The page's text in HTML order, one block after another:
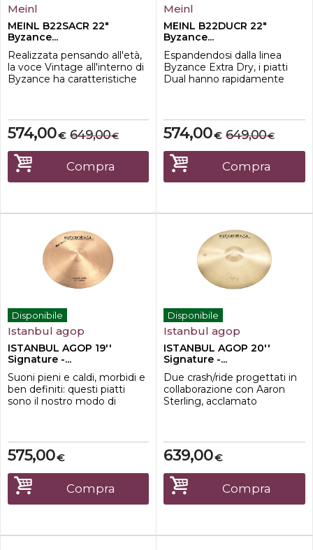
Meinl
MEINL B22SACR 22"
Byzance...
Realizzata pensando all'età,
la voce Vintage all'interno di
Byzance ha caratteristiche
suoni antichi con un fascino
moderno. La linea Vintage è
nata dal Sand Ride, un piatto
di punta sviluppato con
l'artista Benny Greb; ...
€
574,00 €
649,00
Compra
Meinl
MEINL B22DUCR 22"
Byzance...
Espandendosi dalla linea
Byzance Extra Dry, i piatti
Dual hanno rapidamente
riconoscibili per il loro
aspetto e suono unico. Per
iniziare, il centro è grezzo,
recante segni martellati a
mano, mentre il bordo è
tornito e lucidato per una
€
574,00 €
649,00
Compra
Disponibile
Istanbul agop
ISTANBUL AGOP 19''
Signature -...
Suoni pieni e caldi, morbidi e
ben definiti: questi piatti
sono il nostro modo di
che
conosciamo.Caratteristiche-
Crash Ride 19
€
575,00
Compra
Disponibile
Istanbul agop
ISTANBUL AGOP 20''
Signature -...
Due crash/ride progettati in
collaborazione con Aaron
Sterling, acclamato
moderne, ma ben radicate
nella tradizione classica anni
60.Caratteristiche-Crash Ride
20
€
639,00
Compra